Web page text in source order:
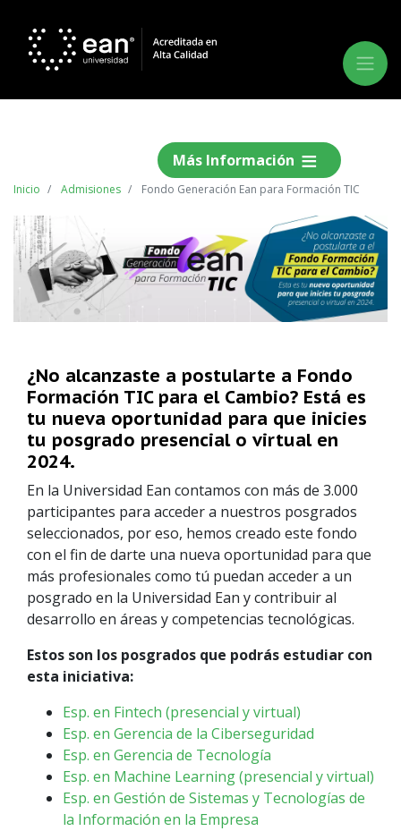
Más Información
Inicio Admisiones Fondo Generación Ean para Formación TIC
¿No alcanzaste a postularte a Fondo
Formación TIC para el Cambio? Está es
tu nueva oportunidad para que inicies
tu posgrado presencial o virtual en
2024.
En la Universidad Ean contamos con más de 3.000
participantes para acceder a nuestros posgrados
seleccionados, por eso, hemos creado este fondo
con el fin de darte una nueva oportunidad para que
más profesionales como tú puedan acceder a un
posgrado en la Universidad Ean y contribuir al
desarrollo en áreas y competencias tecnológicas.
Estos son los posgrados que podrás estudiar con
esta iniciativa:
Esp. en Fintech (presencial y virtual)
Esp. en Gerencia de la Ciberseguridad
Esp. en Gerencia de Tecnología
Esp. en Machine Learning (presencial y virtual)
Esp. en Gestión de Sistemas y Tecnologías de
la Información en la Empresa